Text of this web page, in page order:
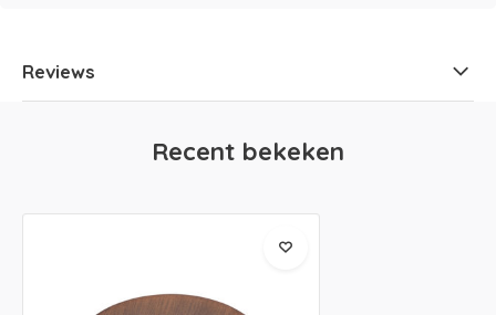
Reviews
Recent bekeken